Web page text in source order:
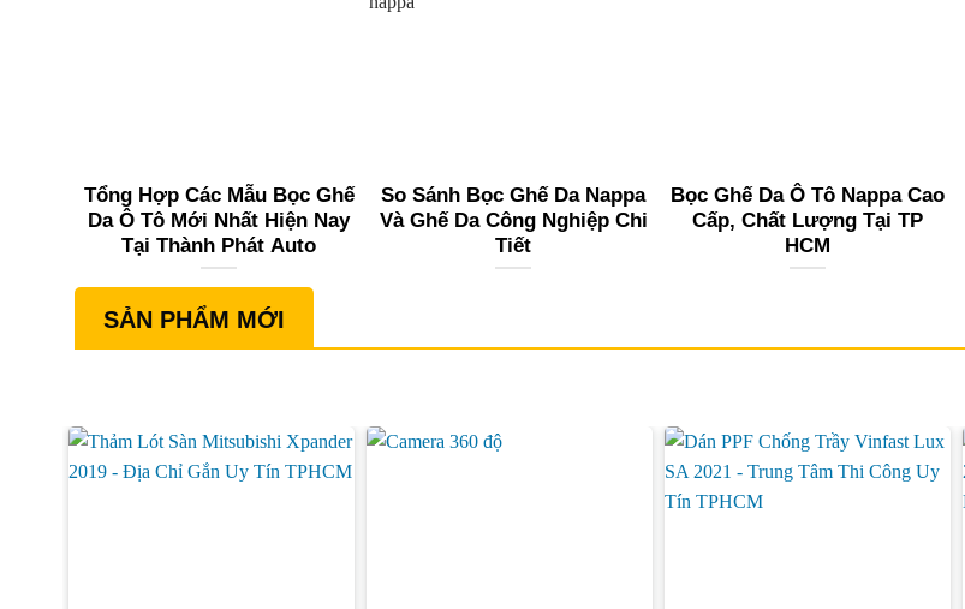
Tổng Hợp Các Mẫu Bọc Ghế
Da Ô Tô Mới Nhất Hiện Nay
Tại Thành Phát Auto
So Sánh Bọc Ghế Da Nappa
Và Ghế Da Công Nghiệp Chi
Tiết
Bọc Ghế Da Ô Tô Nappa Cao
Cấp, Chất Lượng Tại TP
HCM
SẢN PHẨM MỚI